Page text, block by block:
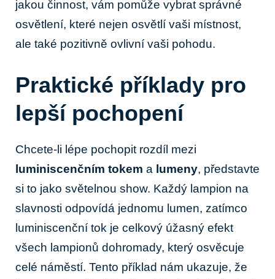
jakou činnost, vám pomůže vybrat správné
osvětlení, které nejen osvětlí vaši místnost,
ale také pozitivně ovlivní vaši pohodu.
Praktické příklady pro
lepší pochopení
Chcete-li lépe pochopit rozdíl mezi
luminiscenčním tokem a lumeny, představte
si to jako světelnou show. Každý lampion na
slavnosti odpovídá jednomu lumen, zatímco
luminiscenční tok je celkový úžasný efekt
všech lampionů dohromady, který osvěcuje
celé náměstí. Tento příklad nám ukazuje, že